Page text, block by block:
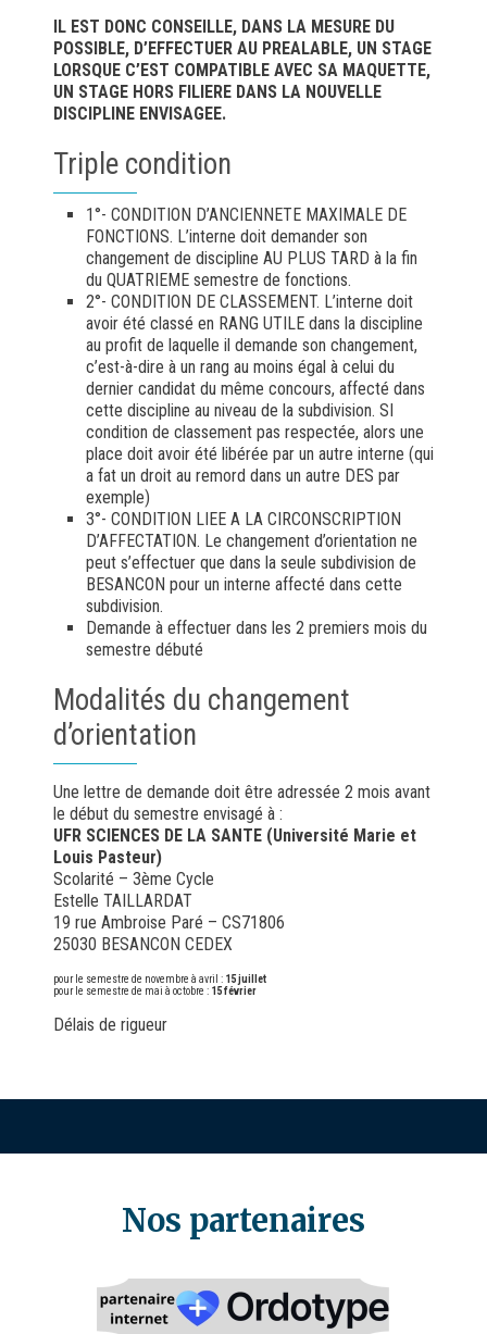
IL EST DONC CONSEILLE, DANS LA MESURE DU
POSSIBLE, D’EFFECTUER AU PREALABLE, UN STAGE
LORSQUE C’EST COMPATIBLE AVEC SA MAQUETTE,
UN STAGE HORS FILIERE DANS LA NOUVELLE
DISCIPLINE ENVISAGEE.
Triple condition
1°- CONDITION D’ANCIENNETE MAXIMALE DE
FONCTIONS. L’interne doit demander son
changement de discipline AU PLUS TARD à la fin
du QUATRIEME semestre de fonctions.
2°- CONDITION DE CLASSEMENT. L’interne doit
avoir été classé en RANG UTILE dans la discipline
au profit de laquelle il demande son changement,
c’est-à-dire à un rang au moins égal à celui du
dernier candidat du même concours, affecté dans
cette discipline au niveau de la subdivision. SI
condition de classement pas respectée, alors une
place doit avoir été libérée par un autre interne (qui
a fat un droit au remord dans un autre DES par
exemple)
3°- CONDITION LIEE A LA CIRCONSCRIPTION
D’AFFECTATION. Le changement d’orientation ne
peut s’effectuer que dans la seule subdivision de
BESANCON pour un interne affecté dans cette
subdivision.
Demande à effectuer dans les 2 premiers mois du
semestre débuté
Modalités du changement
d’orientation
Une lettre de demande doit être adressée 2 mois avant
le début du semestre envisagé à :
UFR SCIENCES DE LA SANTE (Université Marie et
Louis Pasteur)
Scolarité – 3ème Cycle
Estelle TAILLARDAT
19 rue Ambroise Paré – CS71806
25030 BESANCON CEDEX
pour le semestre de novembre à avril : 15 juillet
pour le semestre de mai à octobre : 15 février
Délais de rigueur
Nos partenaires